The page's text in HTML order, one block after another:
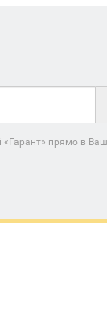
«Гарант» прямо в Ваш